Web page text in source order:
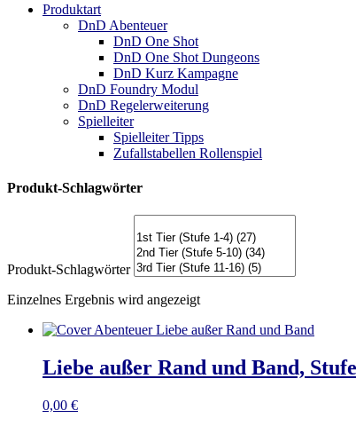
Produktart
DnD Abenteuer
DnD One Shot
DnD One Shot Dungeons
DnD Kurz Kampagne
DnD Foundry Modul
DnD Regelerweiterung
Spielleiter
Spielleiter Tipps
Zufallstabellen Rollenspiel
Produkt-Schlagwörter
Produkt-Schlagwörter
Einzelnes Ergebnis wird angezeigt
Liebe außer Rand und Band,
0,00 €